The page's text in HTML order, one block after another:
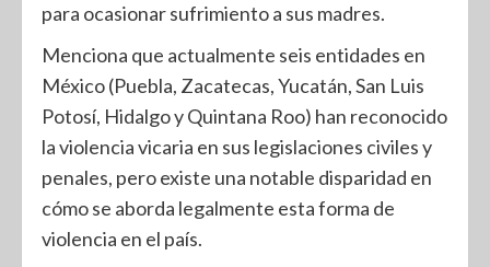
para ocasionar sufrimiento a sus madres.
Menciona que actualmente seis entidades en
México (Puebla, Zacatecas, Yucatán, San Luis
Potosí, Hidalgo y Quintana Roo) han reconocido
la violencia vicaria en sus legislaciones civiles y
penales, pero existe una notable disparidad en
cómo se aborda legalmente esta forma de
violencia en el país.